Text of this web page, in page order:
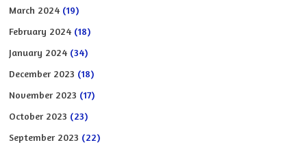
March 2024 (19)
February 2024 (18)
January 2024 (34)
December 2023 (18)
November 2023 (17)
October 2023 (23)
September 2023 (22)